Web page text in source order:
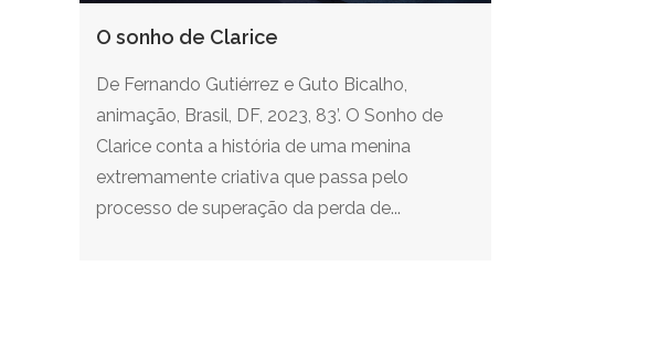
O sonho de Clarice
De Fernando Gutiérrez e Guto Bicalho,
animação, Brasil, DF, 2023, 83’. O Sonho de
Clarice conta a história de uma menina
extremamente criativa que passa pelo
processo de superação da perda de...